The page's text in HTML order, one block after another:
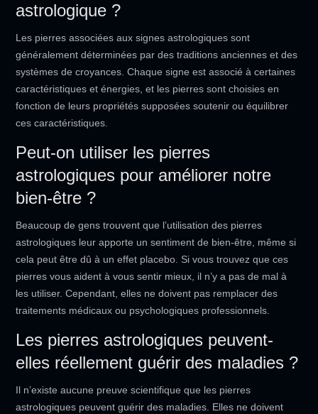
astrologique ?
Les pierres associées aux signes astrologiques sont
généralement déterminées par des traditions anciennes et des
systèmes de croyances. Chaque signe est associé à certaines
caractéristiques et énergies, et les pierres sont choisies en
fonction de leurs propriétés supposées soutenir ou équilibrer
ces caractéristiques.
Peut-on utiliser les pierres
astrologiques pour améliorer notre
bien-être ?
Beaucoup de gens trouvent que l’utilisation des pierres
astrologiques leur apporte un sentiment de bien-être, même si
cela peut être dû à un effet placebo. Si vous trouvez que ces
pierres vous aident à vous sentir mieux, il n’y a pas de mal à
les utiliser. Cependant, elles ne doivent pas remplacer des
traitements médicaux ou psychologiques professionnels.
Les pierres astrologiques peuvent-
elles réellement guérir des maladies ?
Il n’existe aucune preuve scientifique que les pierres
astrologiques peuvent guérir des maladies. Elles ne doivent